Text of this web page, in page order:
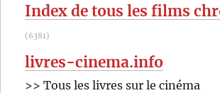
Index de tous les films
(6381)
livres-cinema.info
>> Tous les livres sur le cinéma